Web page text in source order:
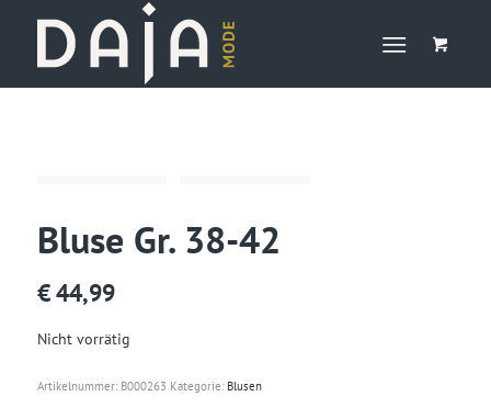
Bluse Gr. 38-42
€44,99
Nicht vorrätig
Artikelnummer: B000263 Kategorie: Blusen